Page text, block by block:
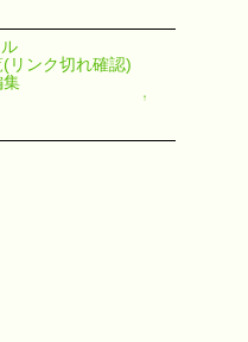
リンク切れ確認)
集
↑